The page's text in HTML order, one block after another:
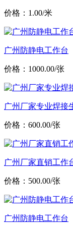
价格：1.00/米
广州防静电工作台
价格：1000.00/张
广州厂家专业焊接
价格：600.00/张
广州厂家直销工作
价格：500.00/张
广州防静电工作台